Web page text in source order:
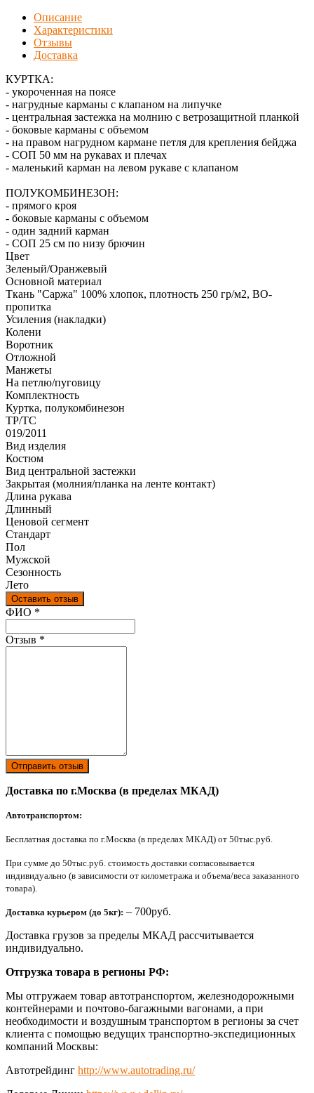
Описание
Характеристики
Отзывы
Доставка
КУРТКА:
- укороченная на поясе
- нагрудные карманы с клапаном на липучке
- центральная застежка на молнию с ветрозащитной планкой
- боковые карманы с объемом
- на правом нагрудном кармане петля для крепления бейджа
- СОП 50 мм на рукавах и плечах
- маленький карман на левом рукаве с клапаном
ПОЛУКОМБИНЕЗОН:
- прямого кроя
- боковые карманы с объемом
- один задний карман
- СОП 25 см по низу брючин
Цвет
Зеленый/Оранжевый
Основной материал
Ткань "Саржа" 100% хлопок, плотность 250 гр/м2, ВО-
пропитка
Усиления (накладки)
Колени
Воротник
Отложной
Манжеты
На петлю/пуговицу
Комплектность
Куртка, полукомбинезон
ТР/ТС
019/2011
Вид изделия
Костюм
Вид центральной застежки
Закрытая (молния/планка на ленте контакт)
Длина рукава
Длинный
Ценовой сегмент
Стандарт
Пол
Мужской
Сезонность
Лето
Оставить отзыв
Ваш отзыв был отправлен!
ФИО *
Отзыв *
Отправить отзыв
Доставка по г.Москва (в пределах МКАД)
Автотранспортом:
Бесплатная доставка по г.Москва (в пределах МКАД) от 50тыс.руб.
При сумме до 50тыс.руб. стоимость доставки согласовывается
индивидуально (в зависимости от километража и объема/веса заказанного
товара).
Доставка курьером (до 5кг): – 700руб.
Доставка грузов за пределы МКАД рассчитывается
индивидуально.
Отгрузка товара в регионы РФ:
Мы отгружаем товар автотранспортом, железнодорожными
контейнерами и почтово-багажными вагонами, а при
необходимости и воздушным транспортом в регионы за счет
клиента с помощью ведущих транспортно-экспедиционных
компаний Москвы:
Автотрейдинг http://www.autotrading.ru/